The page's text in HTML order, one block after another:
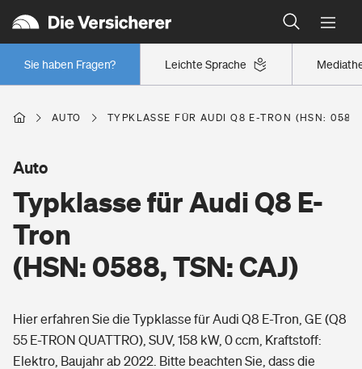
Leichte Sprache
Sie haben Fragen?
Wer versichert was: Jetzt Versicherer finden
Regionalklassen: So ist Ihre Region eingestuft
Wer versichert was: Jetzt Versicherer finden
Berufsunfähigkeitsversicherung
Arbeitsrechtsschutz
Wohnen
Wohngebäudeversicherung
Hausratversicherung
Elementarversicherung
Pri­vate Haft­pflicht­
Gesundheit
AUTO TYPKLASSE FÜR AUDI Q8 E-TRON (HSN:
Typklasse für Audi Q8 E-
Tron
(HSN: 0588, TSN: CAJ)
Auto
Hier erfahren Sie die Typklasse für Audi Q8 E-Tron, GE (Q8
55 E-TRON QUATTRO), SUV, 158 kW, 0 ccm, Kraftstoff:
Elektro, Baujahr ab 2022. Bitte beachten Sie, dass die